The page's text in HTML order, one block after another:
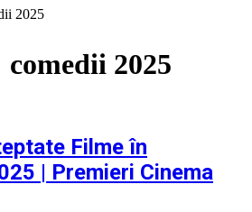
2025
comedii 2025
Filme în
| Premieri Cinema